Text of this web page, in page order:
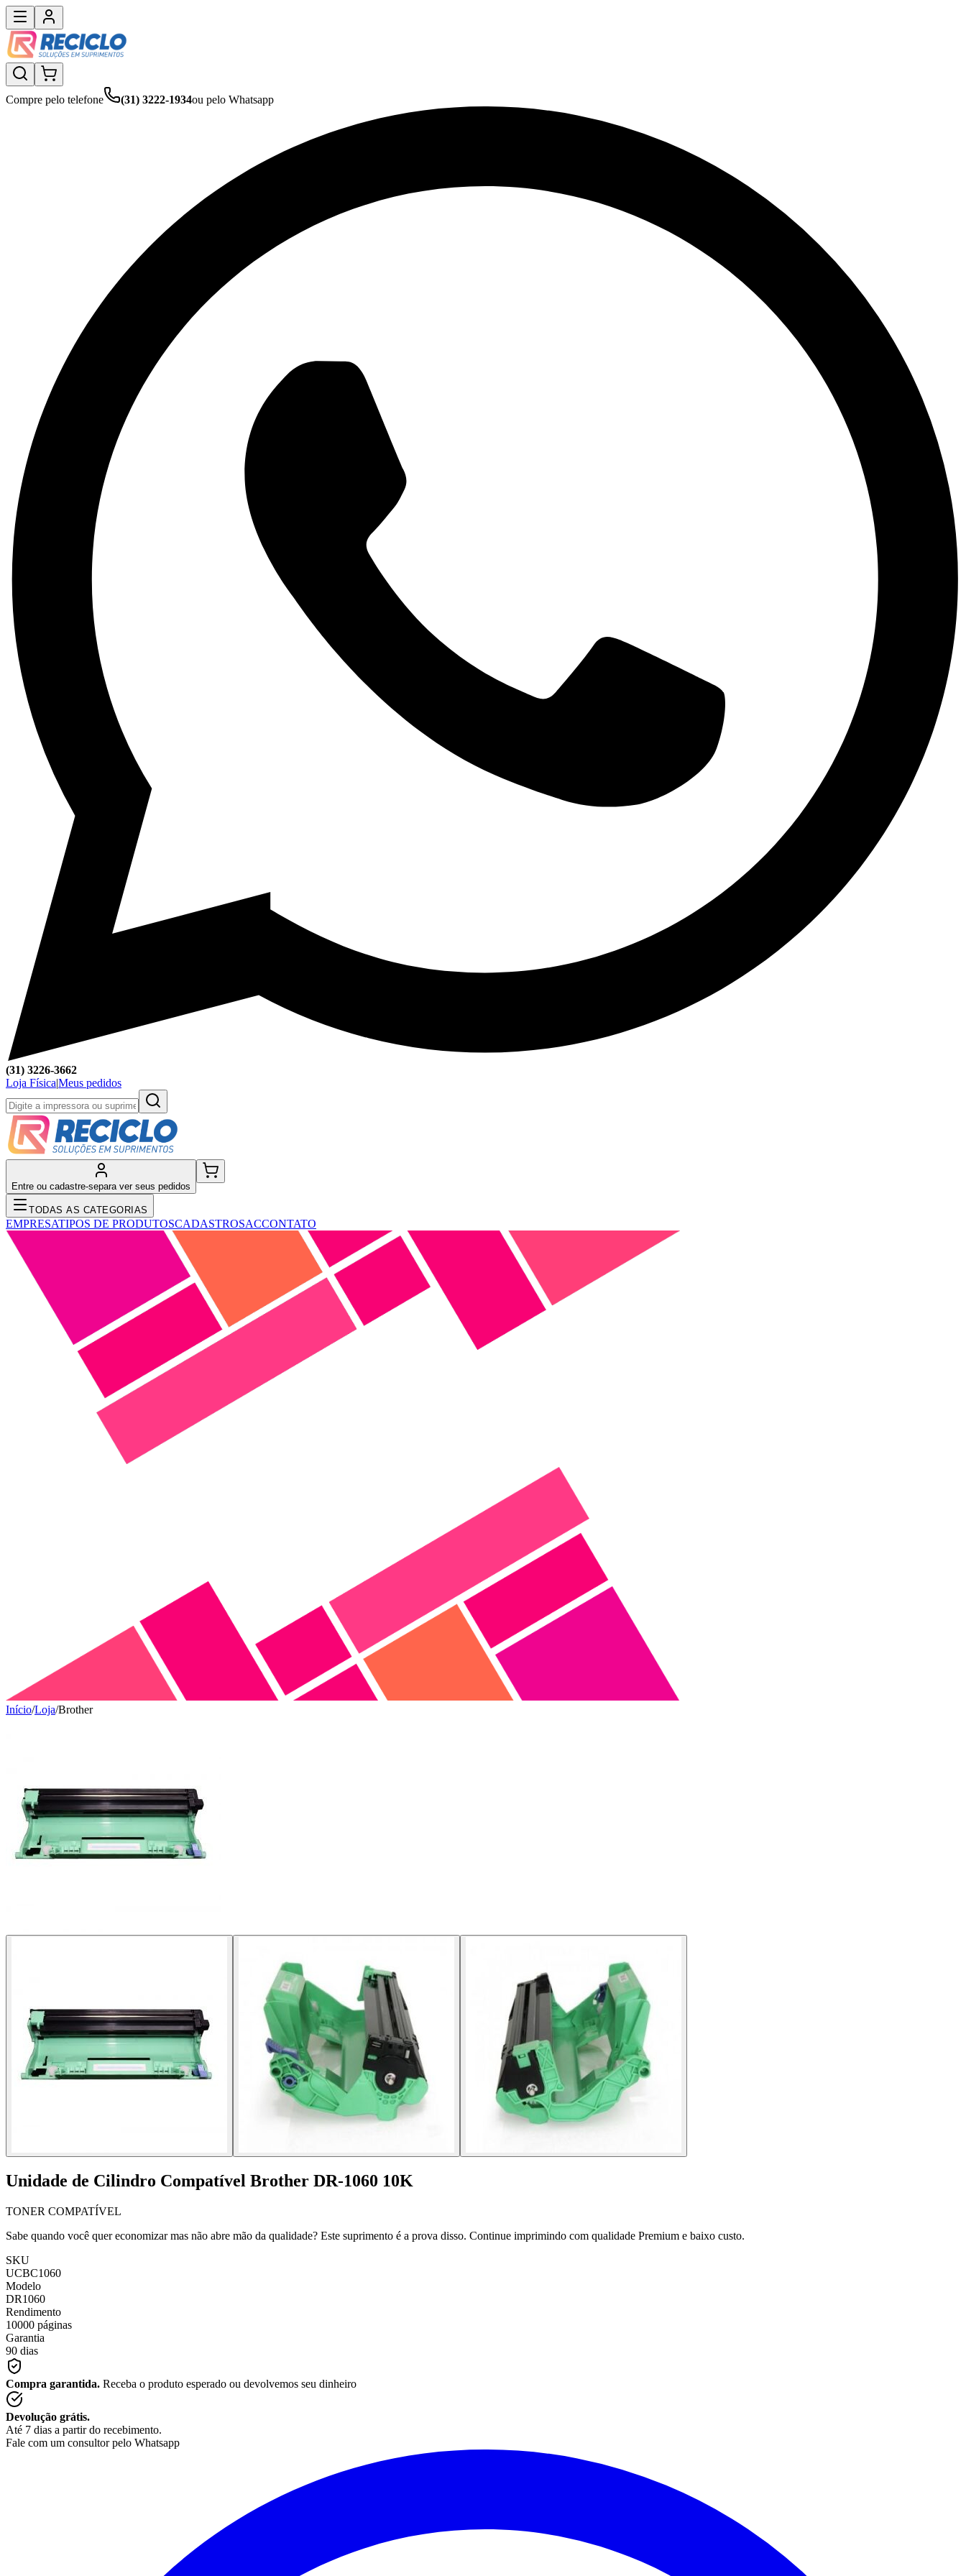
Compre pelo telefone (31) 3222-1934ou pelo Whatsapp
(31) 3226-3662
Loja Física|Meus pedidos
Entre ou cadastre-separa ver seus pedidos
TODAS AS CATEGORIAS
EMPRESATIPOS DE PRODUTOSCADASTROSACCONTATO
Início/Loja/Brother
Unidade de Cilindro Compatível Brother DR-1060 10K
TONER COMPATÍVEL
Sabe quando você quer economizar mas não abre mão da qualidade? Este suprimento é a prova disso. Continue imprimindo com qualidade Premium e baixo custo.
SKU
UCBC1060
Modelo
DR1060
Rendimento
10000 páginas
Garantia
90 dias
Compra garantida. Receba o produto esperado ou devolvemos seu dinheiro
Devolução grátis.
Até 7 dias a partir do recebimento.
Fale com um consultor pelo Whatsapp